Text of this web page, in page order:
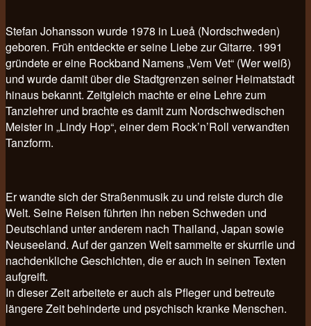
Stefan Johansson wurde 1978 in Lueå (Nordschweden)
geboren. Früh entdeckte er seine Liebe zur Gitarre. 1991
gründete er eine Rockband Namens „Vem Vet“ (Wer weiß)
und wurde damit über die Stadtgrenzen seiner Heimatstadt
hinaus bekannt. Zeitgleich machte er eine Lehre zum
Tanzlehrer und brachte es damit zum Nordschwedischen
Meister in „Lindy Hop“, einer dem Rock’n’Roll verwandten
Tanzform.
Er wandte sich der Straßenmusik zu und reiste durch die
Welt. Seine Reisen führten ihn neben Schweden und
Deutschland unter anderem nach Thailand, Japan sowie
Neuseeland. Auf der ganzen Welt sammelte er skurrile und
nachdenkliche Geschichten, die er auch in seinen Texten
aufgreift.
In dieser Zeit arbeitete er auch als Pfleger und betreute
längere Zeit behinderte und psychisch kranke Menschen.